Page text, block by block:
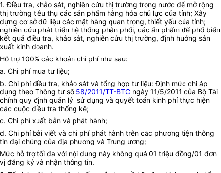
1. Điều tra, khảo sát, nghiên cứu thị trường trong nước để mở rộng
thị trường tiêu thụ các sản phẩm hàng hóa chủ lực của tỉnh; Xây
dựng cơ sở dữ liệu các mặt hàng quan trọng, thiết yếu của tỉnh;
nghiên cứu phát triển hệ thống phân phối, các ấn phẩm để phổ biến
kết quả điều tra, khảo sát, nghiên cứu thị trường, định hướng sản
xuất kinh doanh.
Hỗ trợ 100% các khoản chi phí như sau:
a. Chi phí mua tư liệu;
b. Chi phí điều tra, khảo sát và tổng hợp tư liệu: Định mức chi áp
dụng theo Thông tư số 58/2011/TT-BTC ngày 11/5/2011 của Bộ Tài
chính quy định quản lý, sử dụng và quyết toán kinh phí thực hiện
các cuộc điều tra thống kê;
c. Chi phí xuất bản và phát hành;
d. Chi phí bài viết và chi phí phát hành trên các phương tiện thông
tin đại chúng của địa phương và Trung ương;
Mức hỗ trợ tối đa với nội dung này không quá 01 triệu đồng/01 đơn
vị đăng ký và nhận thông tin.